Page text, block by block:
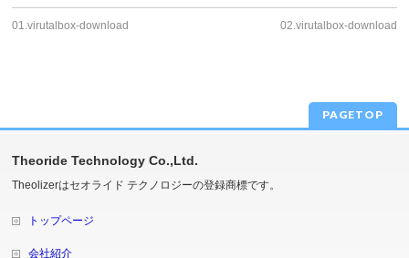
01.virutalbox-download 02.virutalbox-download
PAGETOP
Theoride Technology Co.,Ltd.
Theolizerはセオライド テクノロジーの登録商標です。
トップページ
会社紹介